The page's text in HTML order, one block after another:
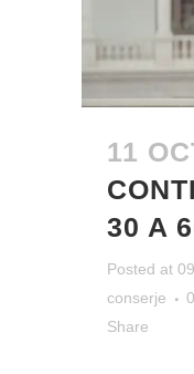
11
30 A
Posted at
conserje
Share